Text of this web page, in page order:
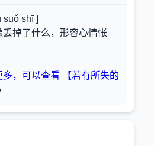
suǒ shī ]
丢掉了什么，形容心情怅
多，可以查看 【若有所失的